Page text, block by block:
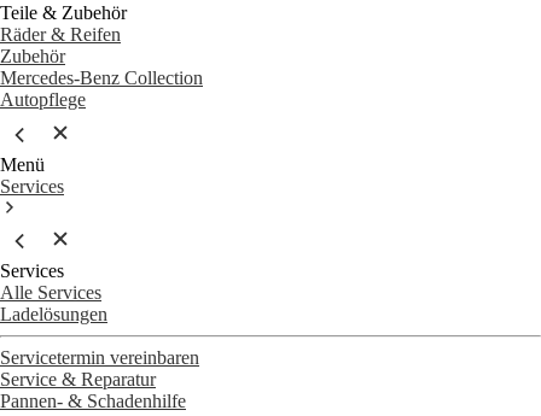
Teile & Zubehör
Räder & Reifen
Zubehör
Mercedes-Benz Collection
Autopflege
Menü
Services
Services
Alle Services
Ladelösungen
Servicetermin vereinbaren
Service & Reparatur
Pannen- & Schadenhilfe